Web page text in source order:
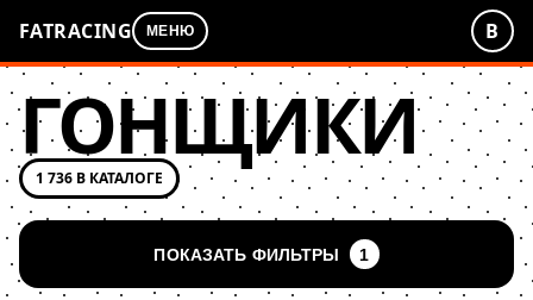
FATRACING МЕНЮ В
ГОНЩИКИ
1 736 В КАТАЛОГЕ
ПОКАЗАТЬ ФИЛЬТРЫ 1